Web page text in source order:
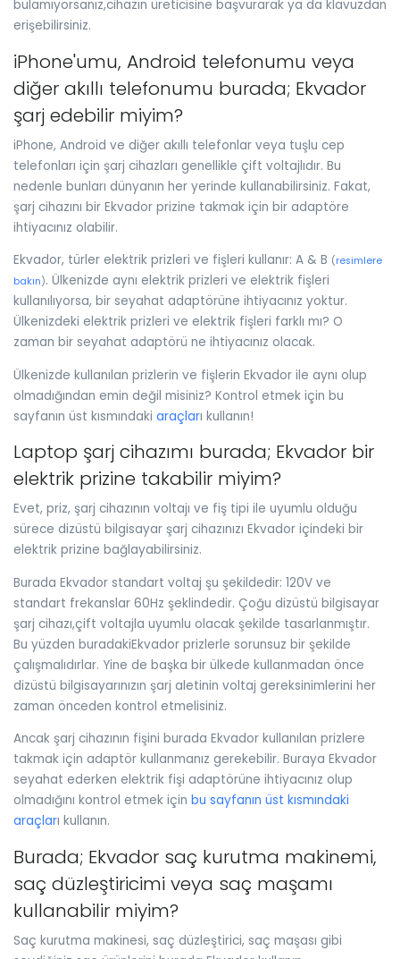
bulamıyorsanız,cihazın üreticisine başvurarak ya da klavuzdan
erişebilirsiniz.
iPhone'umu, Android telefonumu veya
diğer akıllı telefonumu burada; Ekvador
şarj edebilir miyim?
iPhone, Android ve diğer akıllı telefonlar veya tuşlu cep
telefonları için şarj cihazları genellikle çift voltajlıdır. Bu
nedenle bunları dünyanın her yerinde kullanabilirsiniz. Fakat,
şarj cihazını bir Ekvador prizine takmak için bir adaptöre
ihtiyacınız olabilir.
Ekvador, türler elektrik prizleri ve fişleri kullanır: A & B (resimlere
bakın). Ülkenizde aynı elektrik prizleri ve elektrik fişleri
kullanılıyorsa, bir seyahat adaptörüne ihtiyacınız yoktur.
Ülkenizdeki elektrik prizleri ve elektrik fişleri farklı mı? O
zaman bir seyahat adaptörü ne ihtiyacınız olacak.
Ülkenizde kullanılan prizlerin ve fişlerin Ekvador ile aynı olup
olmadığından emin değil misiniz? Kontrol etmek için bu
sayfanın üst kısmındaki araçları kullanın!
Laptop şarj cihazımı burada; Ekvador bir
elektrik prizine takabilir miyim?
Evet, priz, şarj cihazının voltajı ve fiş tipi ile uyumlu olduğu
sürece dizüstü bilgisayar şarj cihazınızı Ekvador içindeki bir
elektrik prizine bağlayabilirsiniz.
Burada Ekvador standart voltaj şu şekildedir: 120V ve
standart frekanslar 60Hz şeklindedir. Çoğu dizüstü bilgisayar
şarj cihazı,çift voltajla uyumlu olacak şekilde tasarlanmıştır.
Bu yüzden buradakiEkvador prizlerle sorunsuz bir şekilde
çalışmalıdırlar. Yine de başka bir ülkede kullanmadan önce
dizüstü bilgisayarınızın şarj aletinin voltaj gereksinimlerini her
zaman önceden kontrol etmelisiniz.
Ancak şarj cihazının fişini burada Ekvador kullanılan prizlere
takmak için adaptör kullanmanız gerekebilir. Buraya Ekvador
seyahat ederken elektrik fişi adaptörüne ihtiyacınız olup
olmadığını kontrol etmek için bu sayfanın üst kısmındaki
araçları kullanın.
Burada; Ekvador saç kurutma makinemi,
saç düzleştiricimi veya saç maşamı
kullanabilir miyim?
Saç kurutma makinesi, saç düzleştirici, saç maşası gibi